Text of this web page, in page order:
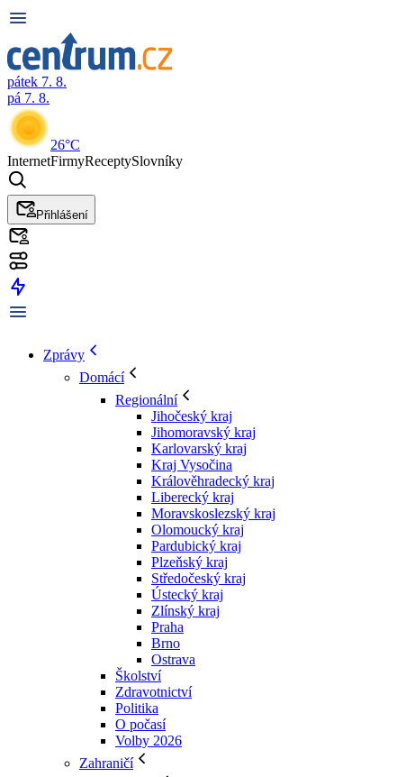
pátek 7. 8.
pá 7. 8.
26°C
InternetFirmyReceptySlovníky
Přihlášení
Zprávy
Domácí
Regionální
Jihočeský kraj
Jihomoravský kraj
Karlovarský kraj
Kraj Vysočina
Králověhradecký kraj
Liberecký kraj
Moravskoslezský kraj
Olomoucký kraj
Pardubický kraj
Plzeňský kraj
Středočeský kraj
Ústecký kraj
Zlínský kraj
Praha
Brno
Ostrava
Školství
Zdravotnictví
Politika
O počasí
Volby 2026
Zahraničí